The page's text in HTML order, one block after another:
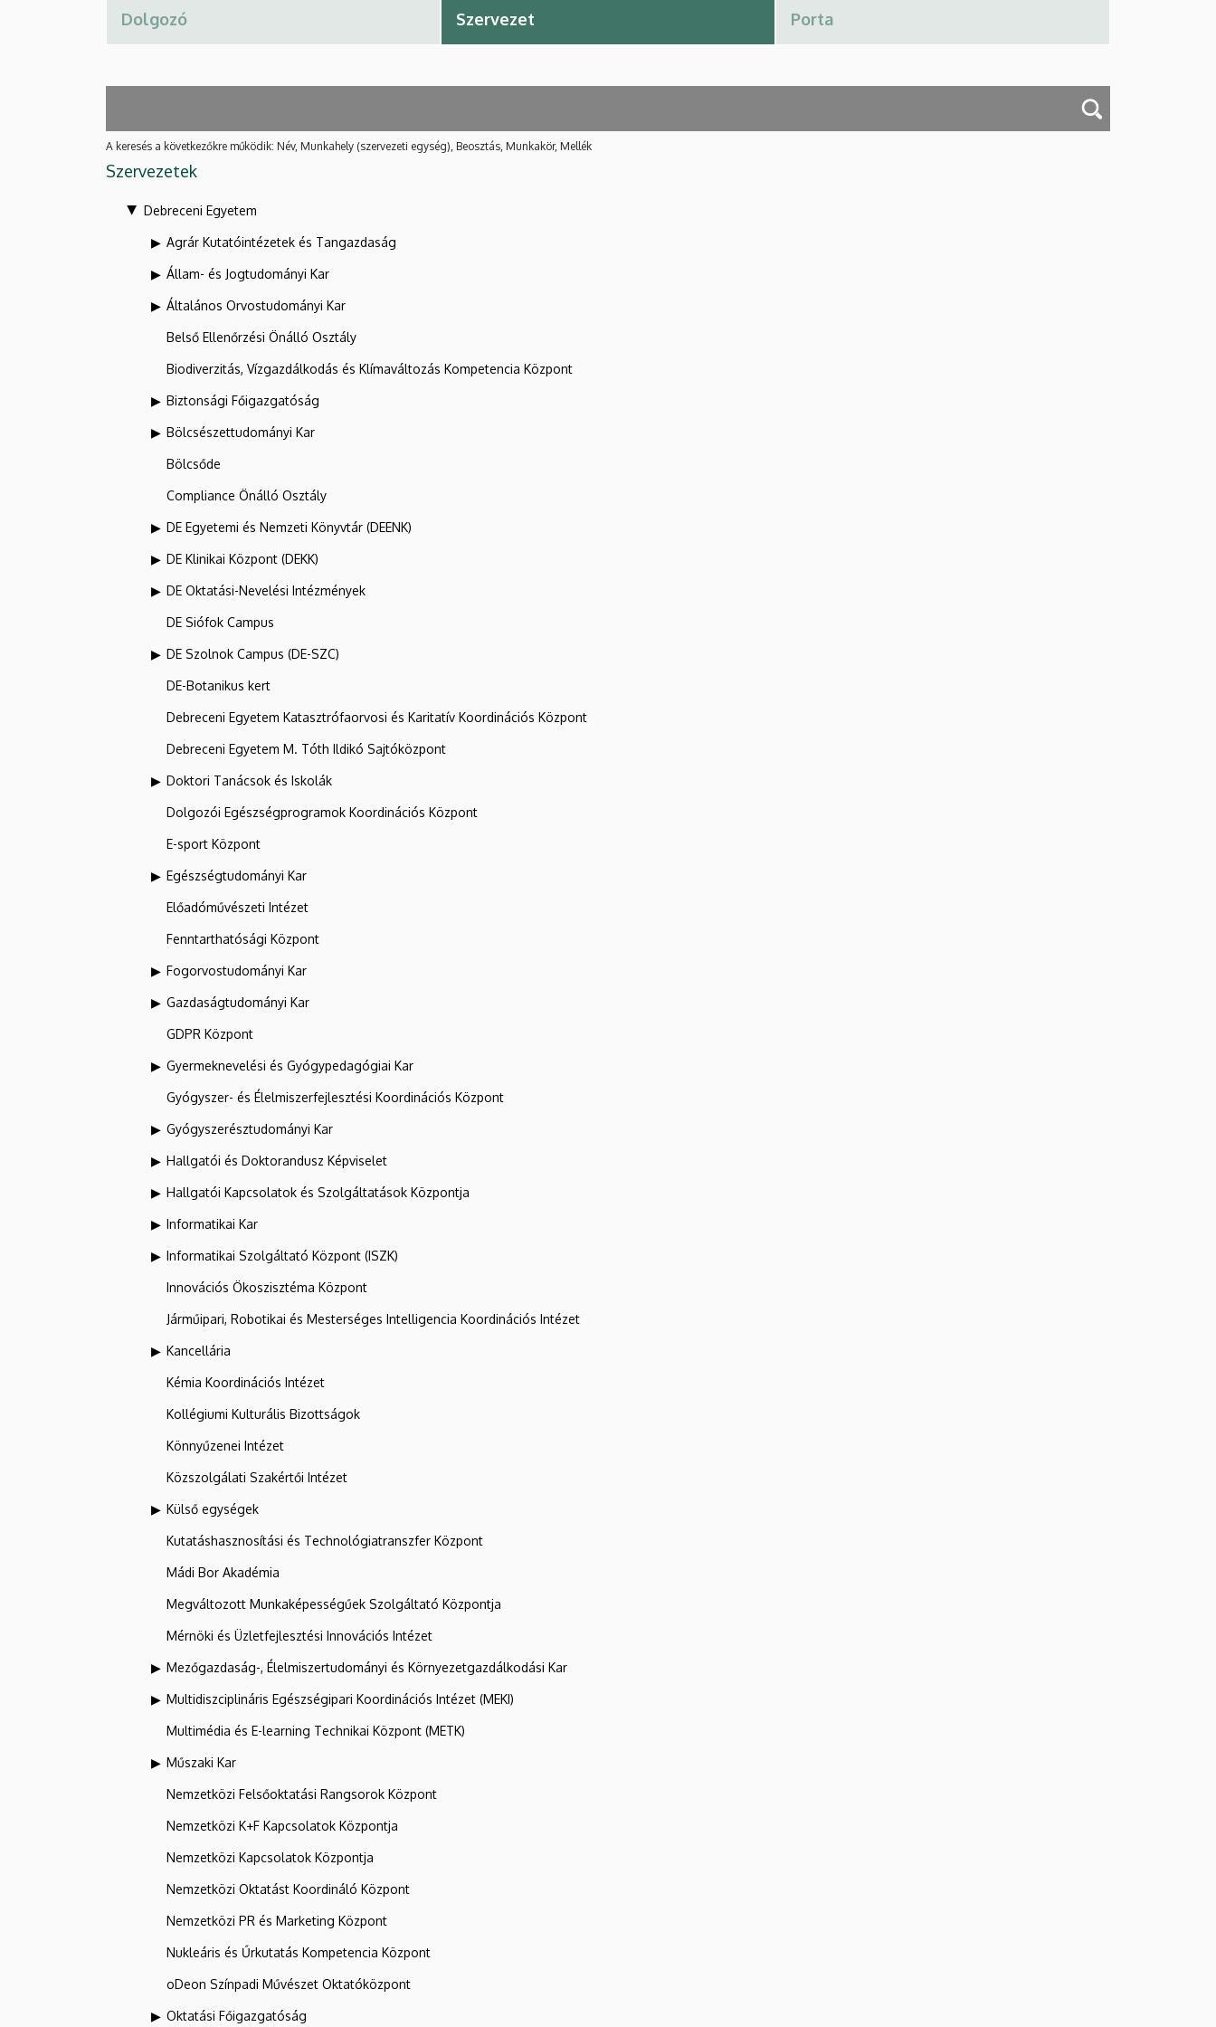
A keresés a következőkre működik: Név, Munkahely (szervezeti egység), Beosztás, Munkakör, Mellék
Szervezetek
Debreceni Egyetem
Agrár Kutatóintézetek és Tangazdaság
Állam- és Jogtudományi Kar
Általános Orvostudományi Kar
Belső Ellenőrzési Önálló Osztály
Biodiverzitás, Vízgazdálkodás és Klímaváltozás Kompetencia Központ
Biztonsági Főigazgatóság
Bölcsészettudományi Kar
Bölcsőde
Compliance Önálló Osztály
DE Egyetemi és Nemzeti Könyvtár (DEENK)
DE Klinikai Központ (DEKK)
DE Oktatási-Nevelési Intézmények
DE Siófok Campus
DE Szolnok Campus (DE-SZC)
DE-Botanikus kert
Debreceni Egyetem Katasztrófaorvosi és Karitatív Koordinációs Központ
Debreceni Egyetem M. Tóth Ildikó Sajtóközpont
Doktori Tanácsok és Iskolák
Dolgozói Egészségprogramok Koordinációs Központ
E-sport Központ
Egészségtudományi Kar
Előadóművészeti Intézet
Fenntarthatósági Központ
Fogorvostudományi Kar
Gazdaságtudományi Kar
GDPR Központ
Gyermeknevelési és Gyógypedagógiai Kar
Gyógyszer- és Élelmiszerfejlesztési Koordinációs Központ
Gyógyszerésztudományi Kar
Hallgatói és Doktorandusz Képviselet
Hallgatói Kapcsolatok és Szolgáltatások Központja
Informatikai Kar
Informatikai Szolgáltató Központ (ISZK)
Innovációs Ökoszisztéma Központ
Járműipari, Robotikai és Mesterséges Intelligencia Koordinációs Intézet
Kancellária
Kémia Koordinációs Intézet
Kollégiumi Kulturális Bizottságok
Könnyűzenei Intézet
Közszolgálati Szakértői Intézet
Külső egységek
Kutatáshasznosítási és Technológiatranszfer Központ
Mádi Bor Akadémia
Megváltozott Munkaképességűek Szolgáltató Központja
Mérnöki és Üzletfejlesztési Innovációs Intézet
Mezőgazdaság-, Élelmiszertudományi és Környezetgazdálkodási Kar
Multidiszciplináris Egészségipari Koordinációs Intézet (MEKI)
Multimédia és E-learning Technikai Központ (METK)
Műszaki Kar
Nemzetközi Felsőoktatási Rangsorok Központ
Nemzetközi K+F Kapcsolatok Központja
Nemzetközi Kapcsolatok Központja
Nemzetközi Oktatást Koordináló Központ
Nemzetközi PR és Marketing Központ
Nukleáris és Űrkutatás Kompetencia Központ
oDeon Színpadi Művészet Oktatóközpont
Oktatási Főigazgatóság